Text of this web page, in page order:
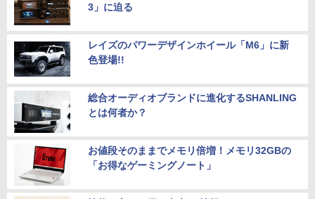
3」に迫る
レイズのパワーデザインホイール「M6」に新
色登場!!
総合オーディオブランドに進化するSHANLING
とは何者か？
お値段そのままでメモリ倍増！メモリ32GBの
「お得なゲーミングノート」